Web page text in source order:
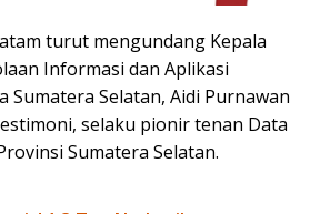
turut mengundang Kepala
Informasi dan Aplikasi
Sumatera Selatan, Aidi Purnawan
selaku pionir tenan Data
Sumatera Selatan.